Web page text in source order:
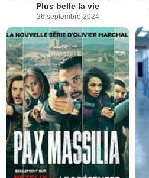
Plus belle la vie
26 septembre 2024